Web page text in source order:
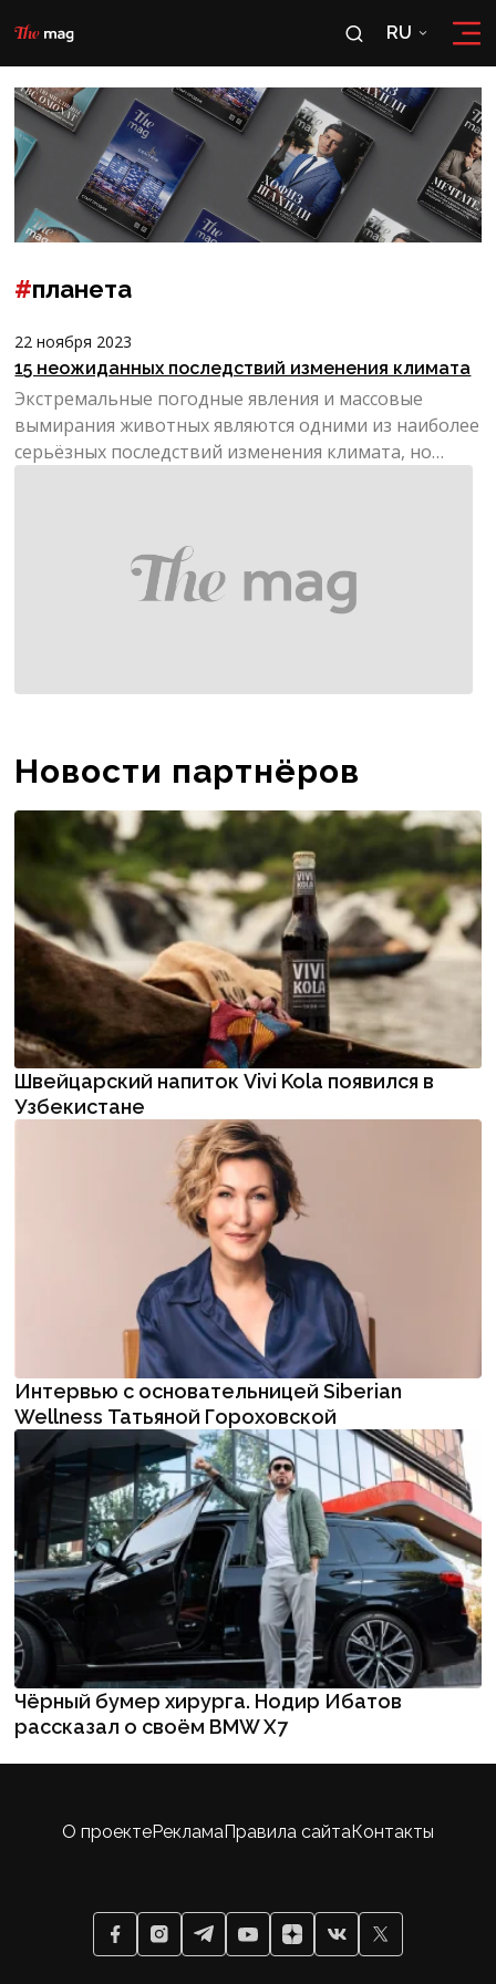
RU
RU
OʻZ
#планета
22 ноября 2023
15 неожиданных последствий изменения климата
Экстремальные погодные явления и массовые
вымирания животных являются одними из наиболее
серьёзных последствий изменения климата, но
Новости партнёров
Швейцарский напиток Vivi Kola появился в
Узбекистане
Интервью с основательницей Siberian
Wellness Татьяной Гороховской
Чёрный бумер хирурга. Нодир Ибатов
рассказал о своём BMW X7
О проектеРекламаПравила сайтаКонтакты